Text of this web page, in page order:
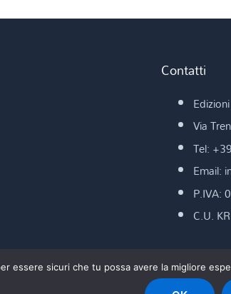
Contatti
Via
Tel:
Email:
P.IVA:
C.U.
essere sicuri che tu possa avere la migliore